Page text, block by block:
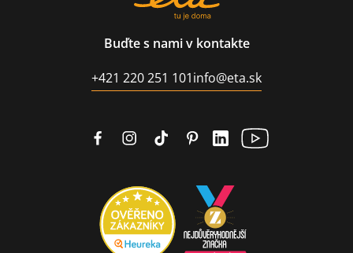
Buďte s nami v kontakte
+421 220 251 101info@eta.sk